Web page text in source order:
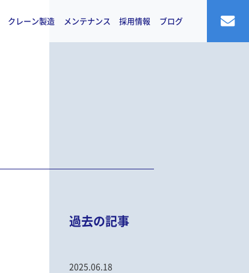
クレーン製造 メンテナンス 採用情報 ブログ
過去の記事
2025.06.18